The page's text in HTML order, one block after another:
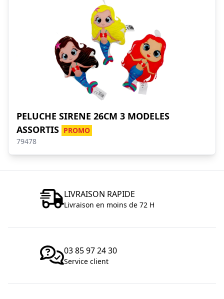
PELUCHE SIRENE 26CM 3 MODELES
ASSORTIS PROMO
79478
LIVRAISON RAPIDE
Livraison en moins de 72 H
03 85 97 24 30
Service client